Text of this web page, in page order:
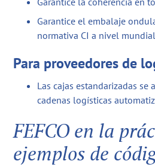
Garantice el embalaje
normativa CI a nivel
Para proveedores de
Las cajas estandarizadas se
cadenas logísticas
FEFCO en la
ejemplos de